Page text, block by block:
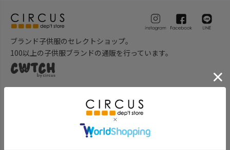
ブランド子供服のセレクトショップ。
100以上の子供服ブランドの通販を行っています。
ベビー服のセレクトショップ。
新生児用から出産祝い等のギフトアイテムなど多数のベビー用品
を取り揃えております。